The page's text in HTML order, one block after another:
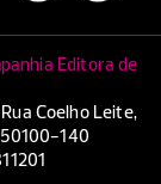
Editora de
Coelho Leite,
140